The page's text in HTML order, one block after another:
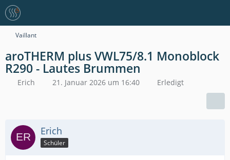
Vaillant
aroTHERM plus VWL75/8.1 Monoblock
R290 - Lautes Brummen
Erich 21. Januar 2026 um 16:40 Erledigt
Erich
Schüler